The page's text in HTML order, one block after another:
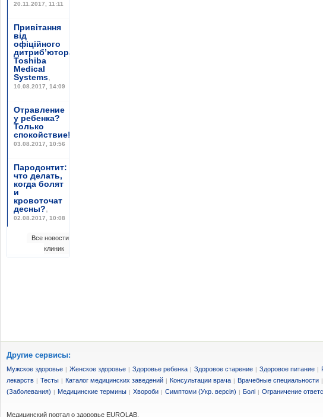
20.11.2017, 11:11
Привітання
від
офіційного
дитриб’ютора
Toshiba
Medical
Systems,
10.08.2017, 14:09
Отравление
у ребенка?
Только
спокойствие!
03.08.2017, 10:56
Пародонтит:
что делать,
когда болят
и
кровоточат
десны?,
02.08.2017, 10:08
Все новости
клиник
Другие сервисы:
Мужское здоровье | Женское здоровье | Здоровье ребенка | Здоровое старение | Здоровое питание |
лекарств | Тесты | Каталог медицинских заведений | Консультации врача | Врачебные специальности |
(Заболевания) | Медицинские термины | Хвороби | Симптоми (Укр. версія) | Болі | Ограничение
Медицинский портал о здоровье EUROLAB.